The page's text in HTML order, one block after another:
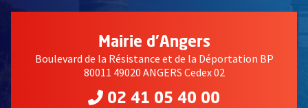
Mairie d'Angers
Boulevard de la Résistance et de la Déportation BP
80011 49020 ANGERS Cedex 02
02 41 05 40 00